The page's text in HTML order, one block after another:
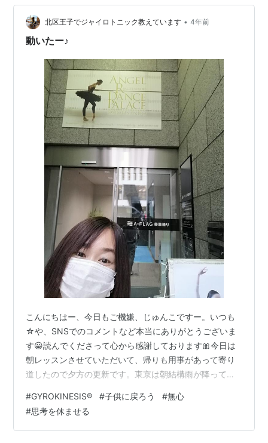
北区王子でジャイロトニック教えています • 4年前
動いたー♪
こんにちはー、今日もご機嫌、じゅんこですー。いつも
☆や、SNSでのコメントなど本当にありがとうございま
す😀読んでくださって心から感謝しております🎀今日は
朝レッスンさせていただいて、帰りも用事があって寄り
道したので夕方の更新です。東京は朝結構雨が降ってた
関前にて。 終わったら雨が上がってて体もスッキリ😀
GYROKINESIS®初めてです、って方もいらして、終わっ
た後「すごく楽しかったです」って感想いただいたり、
#GYROKINESIS® #子供に戻ろう #無心
#思考を休ませる